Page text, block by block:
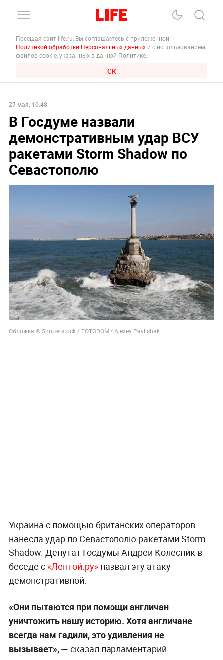
Посещая сайт life.ru, Вы соглашаетесь с приложенной
Политикой обработки Персональных данных и с использованием
файлов cookie, указанных в данной Политике.
ОК
27 мая, 10:48
В Госдуме назвали
демонстративным удар ВСУ
ракетами Storm Shadow по
Севастополю
Обложка © Shutterstock / FOTODOM / Alexey Pavlishak
Украина с помощью британских операторов
нанесла удар по Севастополю ракетами Storm
Shadow. Депутат Госдумы Андрей Колесник в
беседе с «Лентой.ру»назвал эту атаку
демонстративной.
«Они пытаются при помощи англичан
уничтожить нашу историю. Хотя англичане
всегда нам гадили, это удивления не
вызывает», — сказал парламентарий.